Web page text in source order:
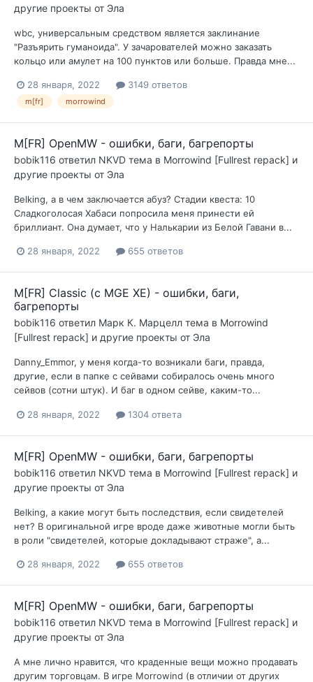
другие проекты от Эла
wbc, универсальным средством является заклинание
"Разъярить гуманоида". У зачарователей можно заказать
кольцо или амулет на 100 пунктов или больше. Правда мне...
28 января, 2022 3149 ответов
m[fr] morrowind
M[FR] OpenMW - ошибки, баги, багрепорты
bobik116 ответил NKVD тема в Morrowind [Fullrest repack] и
другие проекты от Эла
Belking, а в чем заключается абуз? Стадии квеста: 10
Сладкоголосая Хабаси попросила меня принести ей
бриллиант. Она думает, что у Налькарии из Белой Гавани в...
28 января, 2022 655 ответов
M[FR] Classic (с MGE XE) - ошибки, баги,
багрепорты
bobik116 ответил Марк К. Марцелл тема в Morrowind
[Fullrest repack] и другие проекты от Эла
Danny_Emmor, у меня когда-то возникали баги, правда,
другие, если в папке с сейвами собиралось очень много
сейвов (сотни штук). И баг в одном сейве, каким-то...
28 января, 2022 1304 ответа
M[FR] OpenMW - ошибки, баги, багрепорты
bobik116 ответил NKVD тема в Morrowind [Fullrest repack] и
другие проекты от Эла
Belking, а какие могут быть последствия, если свидетелей
нет? В оригинальной игре вроде даже животные могли быть
в роли "свидетелей, которые докладывают страже", а...
28 января, 2022 655 ответов
M[FR] OpenMW - ошибки, баги, багрепорты
bobik116 ответил NKVD тема в Morrowind [Fullrest repack] и
другие проекты от Эла
А мне лично нравится, что краденные вещи можно продавать
другим торговцам. В игре Morrowind (в отличии от других